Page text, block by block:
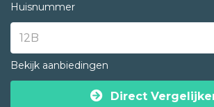
Huisnummer
Bekijk aanbiedingen
Direct